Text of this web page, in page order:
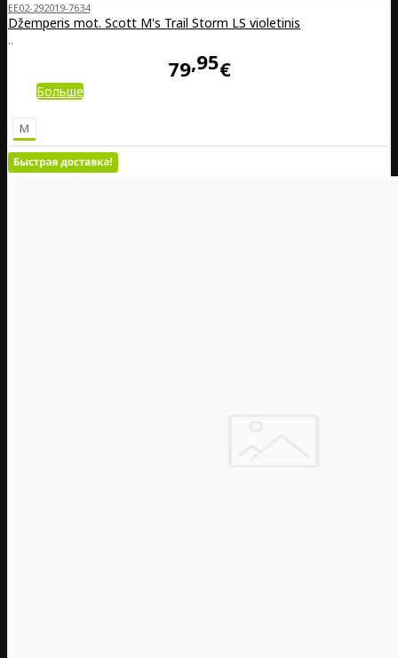
EE02-292019-7634
Džemperis mot. Scott M's Trail Storm LS violetinis
..
79 95€
Больше
M